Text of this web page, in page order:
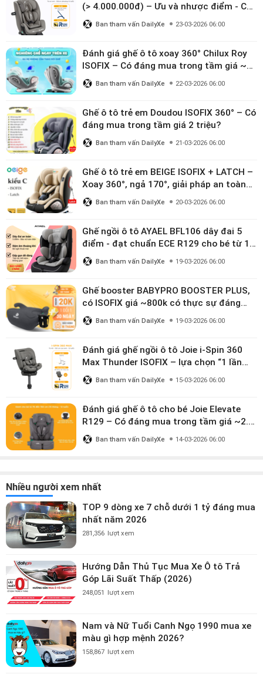
(> 4.000.000đ) – Ưu và nhược điểm - Có
đáng đầu tư cho bé từ 0–12 tuổi?
Ban tham vấn DailyXe 23-03-2026 06:00
Đánh giá ghế ô tô xoay 360° Chilux Roy
ISOFIX – Có đáng mua trong tầm giá ~3
triệu
Ban tham vấn DailyXe 22-03-2026 06:00
Ghế ô tô trẻ em Doudou ISOFIX 360° – Có
đáng mua trong tầm giá 2 triệu?
Ban tham vấn DailyXe 21-03-2026 06:00
Ghế ô tô trẻ em BEIGE ISOFIX + LATCH –
Xoay 360°, ngả 170°, giải pháp an toàn
linh hoạt cho bé 0–10 tuổi
Ban tham vấn DailyXe 20-03-2026 06:00
Ghế ngồi ô tô AYAEL BFL106 dây đai 5
điểm - đạt chuẩn ECE R129 cho bé từ 1–
10 tuổi
Ban tham vấn DailyXe 19-03-2026 06:00
Ghế booster BABYPRO BOOSTER PLUS,
có ISOFIX giá ~800k có thực sự đáng
mua?
Ban tham vấn DailyXe 19-03-2026 06:00
Đánh giá ghế ngồi ô tô Joie i-Spin 360
Max Thunder ISOFIX – lựa chọn “1 lần
dùng đến 12 năm” có đáng giá gần 9
triệu?
Ban tham vấn DailyXe 15-03-2026 06:00
Đánh giá ghế ô tô cho bé Joie Elevate
R129 – Có đáng mua trong tầm giá ~2.8
triệu?
Ban tham vấn DailyXe 14-03-2026 06:00
Nhiều người xem nhất
TOP 9 dòng xe 7 chỗ dưới 1 tỷ đáng mua
nhất năm 2026
281,356 lượt xem
Hướng Dẫn Thủ Tục Mua Xe Ô tô Trả
Góp Lãi Suất Thấp (2026)
248,051 lượt xem
Nam và Nữ Tuổi Canh Ngọ 1990 mua xe
màu gì hợp mệnh 2026?
158,867 lượt xem